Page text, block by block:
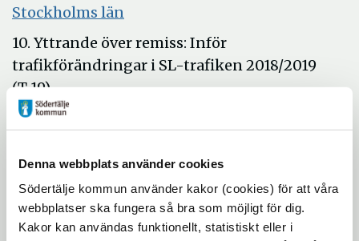
Denna webbplats använder cookies
Södertälje kommun använder kakor (cookies) för att våra
webbplatser ska fungera så bra som möjligt för dig.
Kakor kan användas funktionellt, statistiskt eller i
Stockholms län
nytt
fönster
10. Yttrande över remiss: Inför
trafikförändringar i SL-trafiken 2018/2019
(T 19)
11. Yttrande över remiss: Promemoria om
förpackningsavfall och returpapper –
utveckling av producentansvaren
12. Svar på medborgarförslag "Bygg en